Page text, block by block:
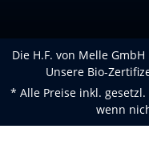
Die H.F. von Melle
Unsere Bio-
* Alle Preise inkl.
wenn